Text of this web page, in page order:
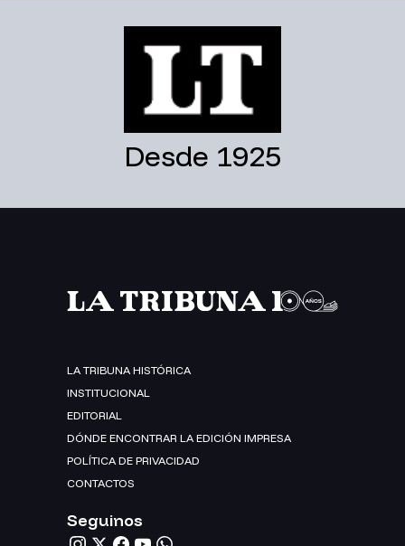
Desde 1925
LA TRIBUNA HISTÓRICA
INSTITUCIONAL
EDITORIAL
DÓNDE ENCONTRAR LA EDICIÓN IMPRESA
POLÍTICA DE PRIVACIDAD
CONTACTOS
Seguinos